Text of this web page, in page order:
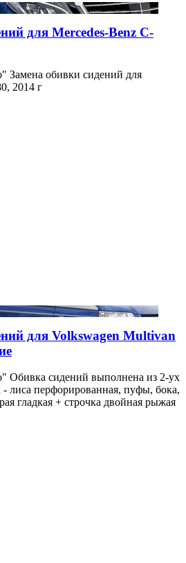
для Mercedes-Benz C-
Замена обивки сидений для
2014 г
для Volkswagen Multivan
Обивка сидений выполнена из 2-ух
- лиса перфорированная, пуфы, бока,
гладкая + строчка двойная рыжая